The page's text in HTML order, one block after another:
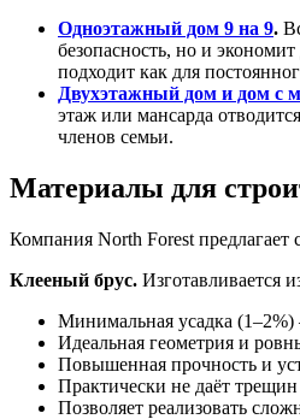
Одноэтажный дом 9 на 9.
безопасность, но и
подходит как для
Двухэтажный дом и дом с
этаж или мансарда
членов семьи.
Материалы для
Компания North Forest
Клееный брус. Изготавливается
Минимальная усадка (1–2%)
Идеальная геометрия и
Повышенная прочность и
Практически не даёт
Позволяет реализовать